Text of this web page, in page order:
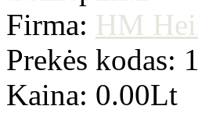
Firma: HM
Prekės kodas:
Kaina: 0.00Lt